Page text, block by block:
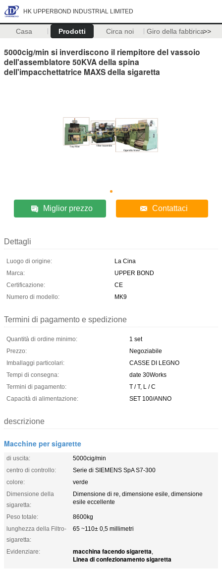
HK UPPERBOND INDUSTRIAL LIMITED
Casa Prodotti Circa noi Giro della fabbrica>>
5000cig/min si inverdiscono il riempitore del vassoio
dell'assemblatore 50KVA della spina
dell'impacchettatrice MAXS della sigaretta
Miglior prezzo Contattaci
Dettagli
Luogo di origine:
La Cina
Marca:
UPPER BOND
Certificazione:
CE
Numero di modello:
MK9
Termini di pagamento e spedizione
Quantità di ordine minimo:
1 set
Prezzo:
Negoziabile
Imballaggi particolari:
CASSE DI LEGNO
Tempi di consegna:
date 30Works
Termini di pagamento:
T / T, L / C
Capacità di alimentazione:
SET 100/ANNO
descrizione
Macchine per sigarette
di uscita:
5000cig/min
centro di controllo:
Serie di SIEMENS SpA S7-300
colore:
verde
Dimensione della
sigaretta:
Dimensione di re, dimensione esile, dimensione
esile eccellente
Peso totale:
8600kg
lunghezza della Filtro-
sigaretta:
65 ~110± 0,5 millimetri
Evidenziare: macchina facendo sigaretta,
Linea di confezionamento sigaretta